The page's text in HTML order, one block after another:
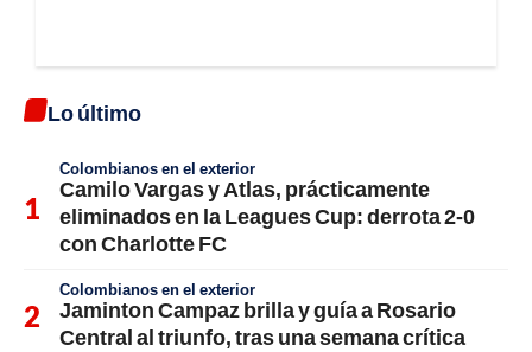
Lo último
Colombianos en el exterior
Camilo Vargas y Atlas, prácticamente
eliminados en la Leagues Cup: derrota 2-0
con Charlotte FC
Colombianos en el exterior
Jaminton Campaz brilla y guía a Rosario
Central al triunfo, tras una semana crítica